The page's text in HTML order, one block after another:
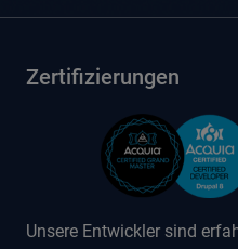
Zertifizierungen
Unsere Entwickler sind